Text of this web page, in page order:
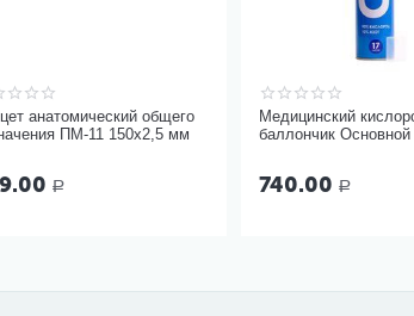
анатомический общего
ПМ-11 150х2,5 мм
Р
Медицинский
баллончик
740.00 Р